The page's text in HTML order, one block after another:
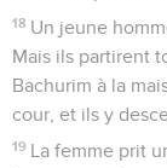
18 Un jeune
Mais ils partirent
Bachurim à la
cour, et ils y
19 La femme prit